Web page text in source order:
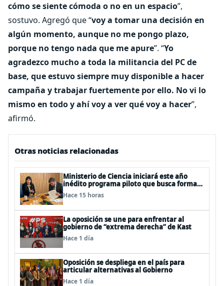
cómo se siente cómoda o no en un espacio”,
sostuvo. Agregó que “voy a tomar una decisión en
algún momento, aunque no me pongo plazo,
porque no tengo nada que me apure”. “Yo
agradezco mucho a toda la militancia del PC de
base, que estuvo siempre muy disponible a hacer
campaña y trabajar fuertemente por ello. No vi lo
mismo en todo y ahí voy a ver qué voy a hacer”,
afirmó.
Otras noticias relacionadas
Ministerio de Ciencia iniciará este año
inédito programa piloto que busca formar
estudiantes de enseñanza media en
ciberseguridad
Hace 15 horas
La oposición se une para enfrentar al
gobierno de “extrema derecha” de Kast
Hace 1 día
Oposición se despliega en el país para
articular alternativas al Gobierno
Hace 1 día